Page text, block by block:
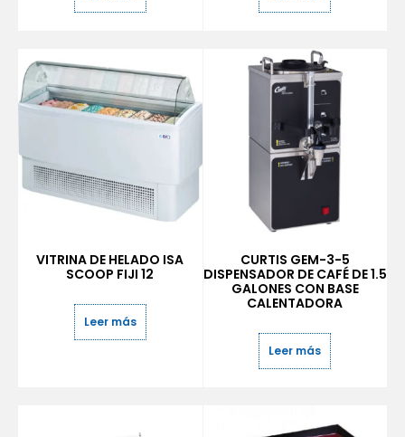
VITRINA DE HELADO ISA
SCOOP FIJI 12
Leer más
CURTIS GEM-3-5
DISPENSADOR DE CAFÉ DE 1.5
GALONES CON BASE
CALENTADORA
Leer más